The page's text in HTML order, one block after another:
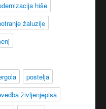
hiše
žaluzije
postelja
življenjepisa